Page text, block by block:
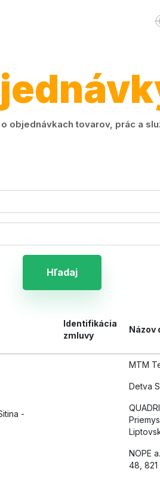
objednávkach tovarov, prác a
Hľadaj
Identifikácia
zmluvy
Názov
MTM
Detva
-
NOPE
48, 821